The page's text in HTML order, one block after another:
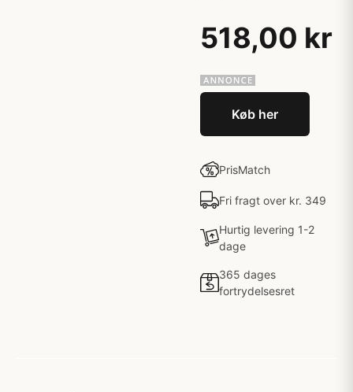
518,00 kr
Køb her
PrisMatch
Fri fragt over kr. 349
Hurtig levering 1-2
dage
365 dages
fortrydelsesret